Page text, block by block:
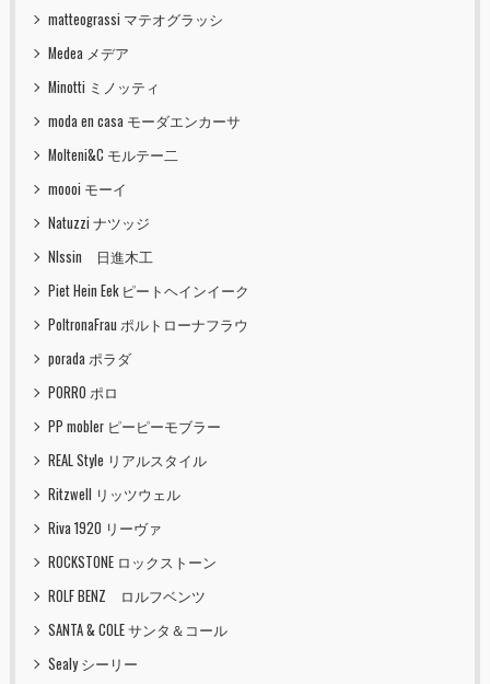
matteograssi マテオグラッシ
Medea メデア
Minotti ミノッティ
moda en casa モーダエンカーサ
Molteni&C モルテー二
moooi モーイ
Natuzzi ナツッジ
NIssin 日進木工
Piet Hein Eek ピートヘインイーク
PoltronaFrau ポルトローナフラウ
porada ポラダ
PORRO ポロ
PP mobler ピーピーモブラー
REAL Style リアルスタイル
Ritzwell リッツウェル
Riva 1920 リーヴァ
ROCKSTONE ロックストーン
ROLF BENZ ロルフベンツ
SANTA & COLE サンタ＆コール
Sealy シーリー